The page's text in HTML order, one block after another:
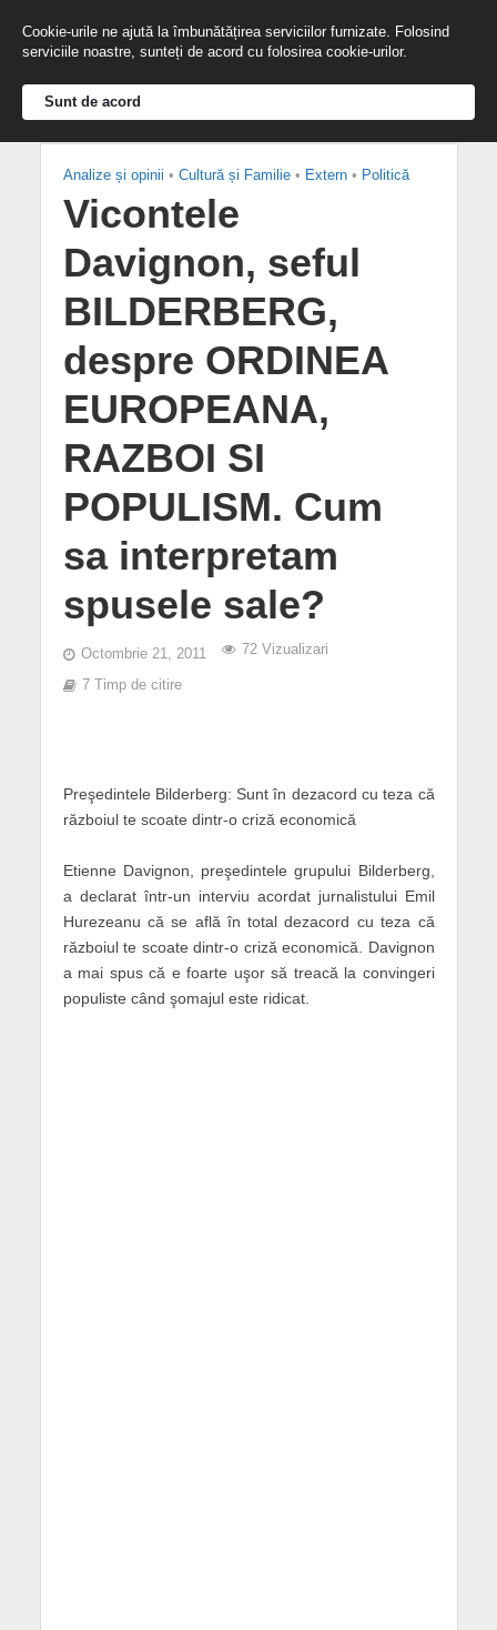
Analize și opinii • Cultură și Familie • Extern • Politică
Vicontele
Davignon, seful
BILDERBERG,
despre ORDINEA
EUROPEANA,
RAZBOI SI
POPULISM. Cum
sa interpretam
spusele sale?
Octombrie 21, 2011 72 Vizualizari
7 Timp de citire
Preşedintele Bilderberg: Sunt în dezacord cu teza că
războiul te scoate dintr-o criză economică
Etienne Davignon, preşedintele grupului Bilderberg,
a declarat într-un interviu acordat jurnalistului Emil
Hurezeanu că se află în total dezacord cu teza că
războiul te scoate dintr-o criză economică. Davignon
a mai spus că e foarte uşor să treacă la convingeri
populiste când şomajul este ridicat.
Cookie-urile ne ajută la îmbunătățirea serviciilor furnizate. Folosind
serviciile noastre, sunteți de acord cu folosirea cookie-urilor.
Sunt de acord